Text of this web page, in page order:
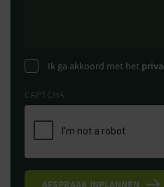
Ik ga akkoord met het
CAPTCHA